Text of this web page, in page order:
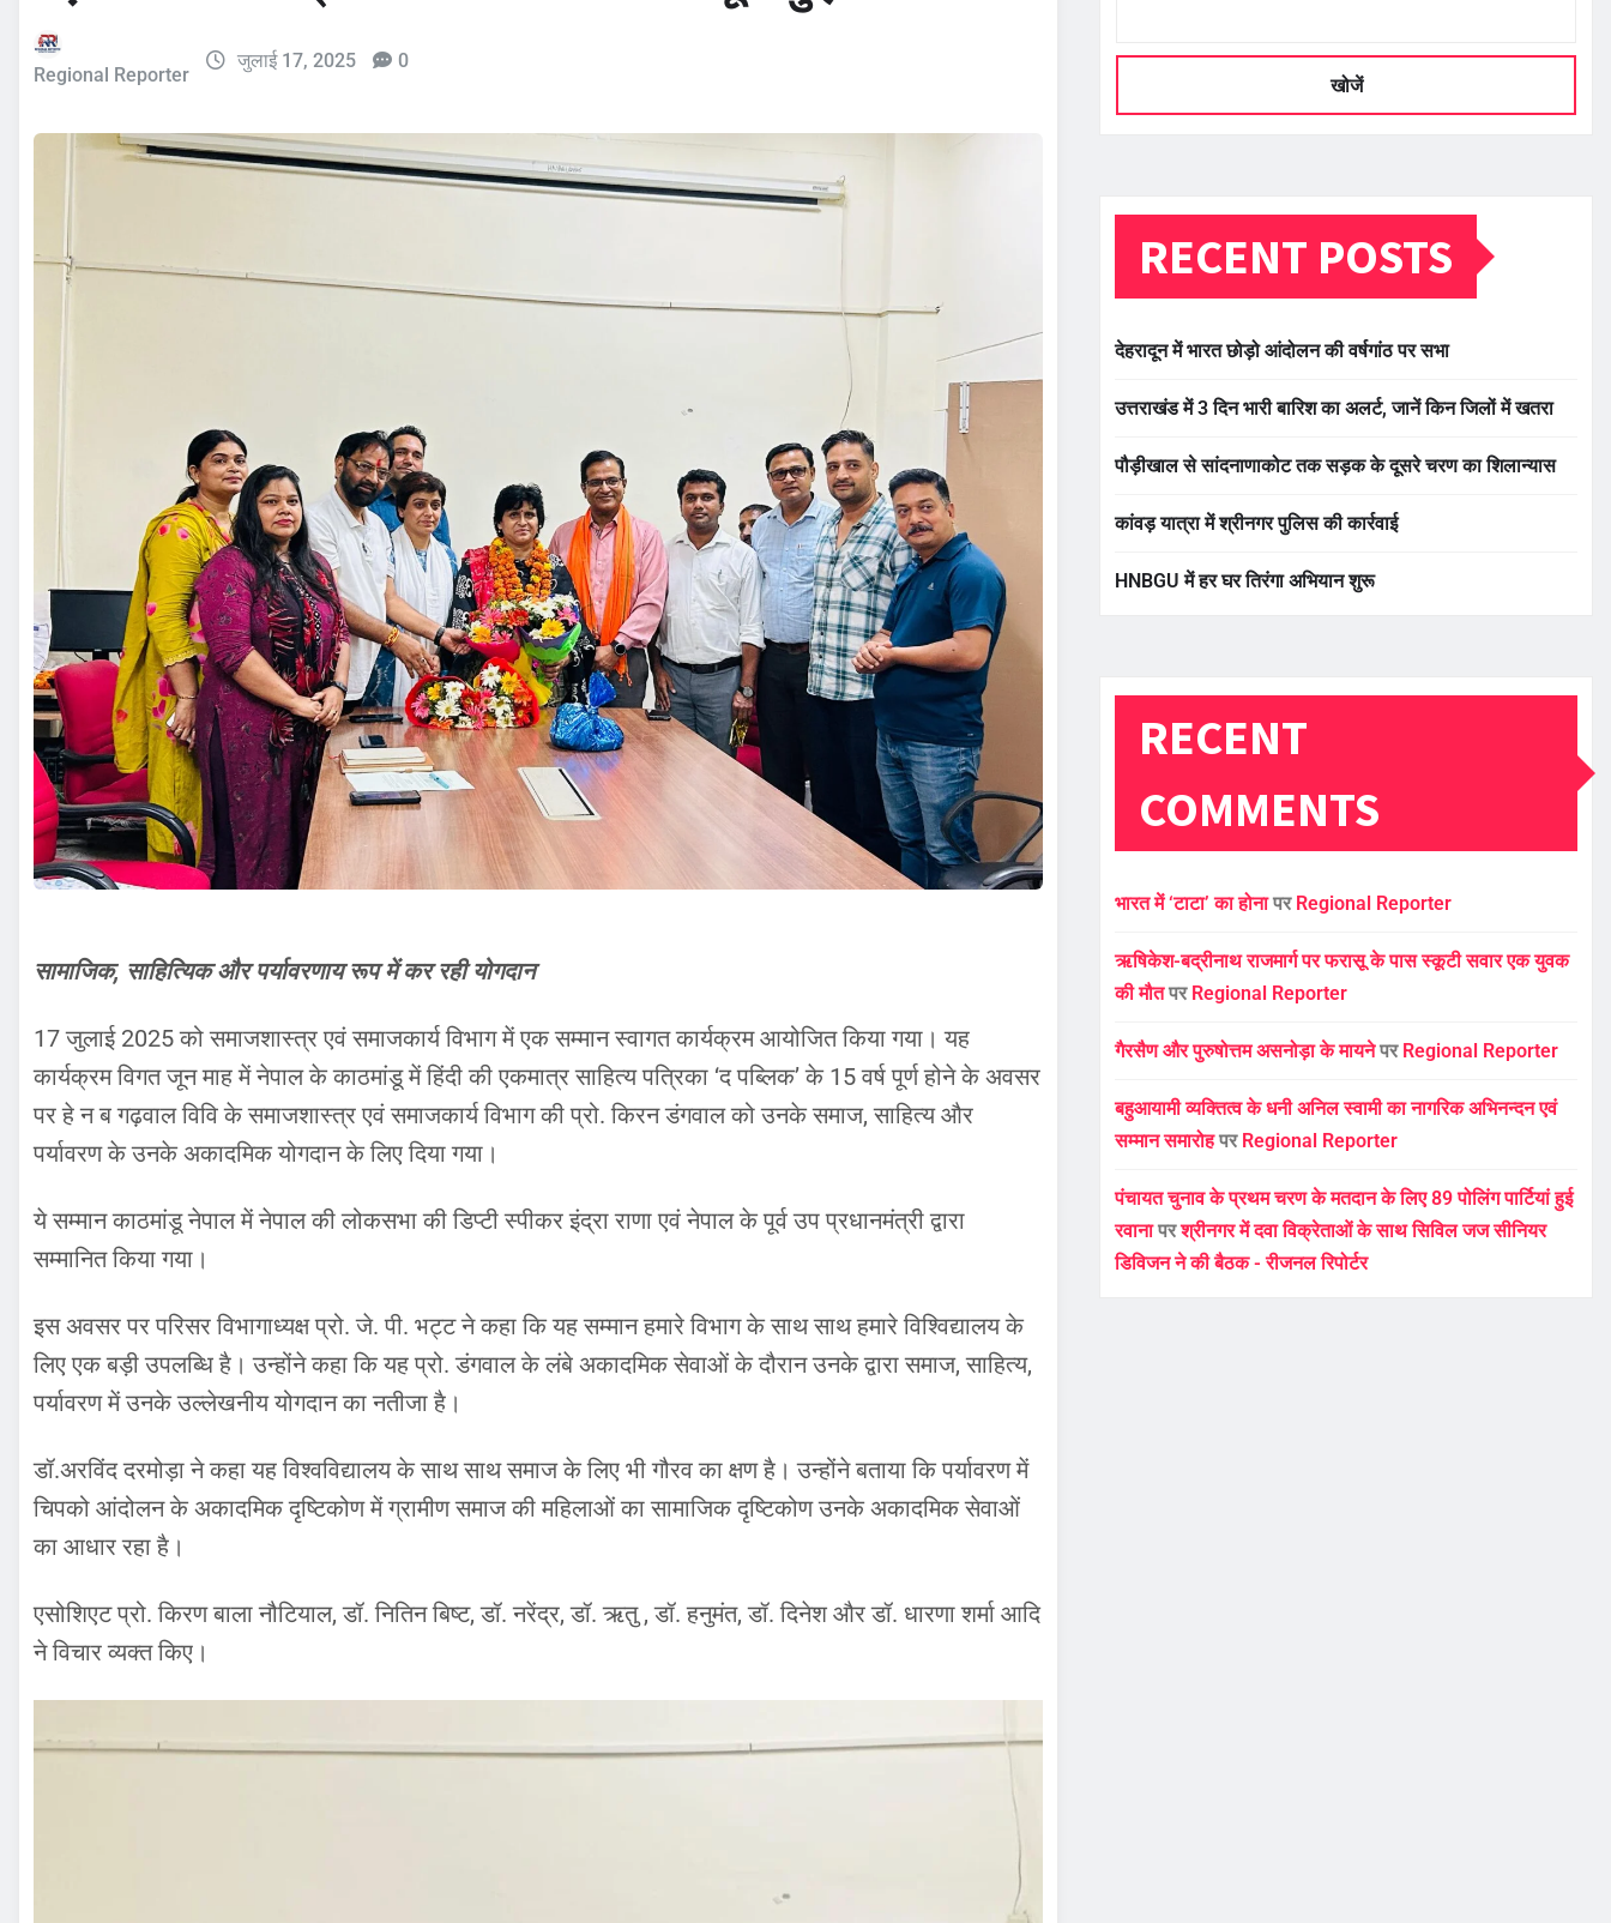
Regional Reporter
जुलाई 17, 2025 0
सामाजिक, साहित्यिक और पर्यावरणाय रूप में कर रही योगदान
17 जुलाई 2025 को समाजशास्त्र एवं समाजकार्य विभाग में एक सम्मान स्वागत कार्यक्रम आयोजित किया गया। यह
कार्यक्रम विगत जून माह में नेपाल के काठमांडू में हिंदी की एकमात्र साहित्य पत्रिका ‘द पब्लिक’ के 15 वर्ष पूर्ण होने के अवसर
पर हे न ब गढ़वाल विवि के समाजशास्त्र एवं समाजकार्य विभाग की प्रो. किरन डंगवाल को उनके समाज, साहित्य और
पर्यावरण के उनके अकादमिक योगदान के लिए दिया गया।
ये सम्मान काठमांडू नेपाल में नेपाल की लोकसभा की डिप्टी स्पीकर इंद्रा राणा एवं नेपाल के पूर्व उप प्रधानमंत्री द्वारा
सम्मानित किया गया।
इस अवसर पर परिसर विभागाध्यक्ष प्रो. जे. पी. भट्ट ने कहा कि यह सम्मान हमारे विभाग के साथ साथ हमारे विश्विद्यालय के
लिए एक बड़ी उपलब्धि है। उन्होंने कहा कि यह प्रो. डंगवाल के लंबे अकादमिक सेवाओं के दौरान उनके द्वारा समाज, साहित्य,
पर्यावरण में उनके उल्लेखनीय योगदान का नतीजा है।
डॉ.अरविंद दरमोड़ा ने कहा यह विश्वविद्यालय के साथ साथ समाज के लिए भी गौरव का क्षण है। उन्होंने बताया कि पर्यावरण में
चिपको आंदोलन के अकादमिक दृष्टिकोण में ग्रामीण समाज की महिलाओं का सामाजिक दृष्टिकोण उनके अकादमिक सेवाओं
का आधार रहा है।
एसोशिएट प्रो. किरण बाला नौटियाल, डॉ. नितिन बिष्ट, डॉ. नरेंद्र, डॉ. ऋतु , डॉ. हनुमंत, डॉ. दिनेश और डॉ. धारणा शर्मा आदि
ने विचार व्यक्त किए।
खोजें
RECENT POSTS
देहरादून में भारत छोड़ो आंदोलन की वर्षगांठ पर सभा
उत्तराखंड में 3 दिन भारी बारिश का अलर्ट, जानें किन जिलों में खतरा
पौड़ीखाल से सांदनाणाकोट तक सड़क के दूसरे चरण का शिलान्यास
कांवड़ यात्रा में श्रीनगर पुलिस की कार्रवाई
HNBGU में हर घर तिरंगा अभियान शुरू
RECENT
COMMENTS
भारत में ‘टाटा’ का होनापर Regional Reporter
ऋषिकेश-बद्रीनाथ राजमार्ग पर फरासू के पास स्कूटी सवार एक युवक
की मौतपर Regional Reporter
गैरसैण और पुरुषोत्तम असनोड़ा के मायनेपर Regional Reporter
बहुआयामी व्यक्तित्व के धनी अनिल स्वामी का नागरिक अभिनन्दन एवं
सम्मान समारोहपर Regional Reporter
पंचायत चुनाव के प्रथम चरण के मतदान के लिए 89 पोलिंग पार्टियां हुई
रवानापरश्रीनगर में दवा विक्रेताओं के साथ सिविल जज सीनियर
डिविजन ने की बैठक - रीजनल रिपोर्टर